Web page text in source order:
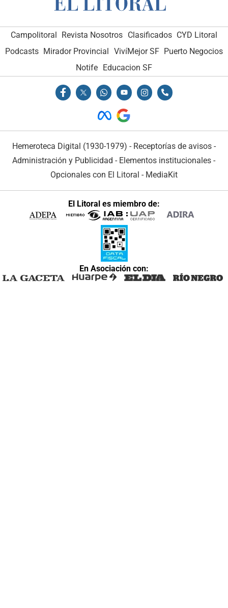
Campolitoral Revista Nosotros Clasificados CYD Litoral
Podcasts Mirador Provincial VivíMejor SF Puerto Negocios
Notife
Educacion SF
Hemeroteca Digital (1930-1979) - Receptorías de avisos -
Administración y Publicidad - Elementos institucionales -
Opcionales con El Litoral - MediaKit
El Litoral es miembro de:
En Asociación con: